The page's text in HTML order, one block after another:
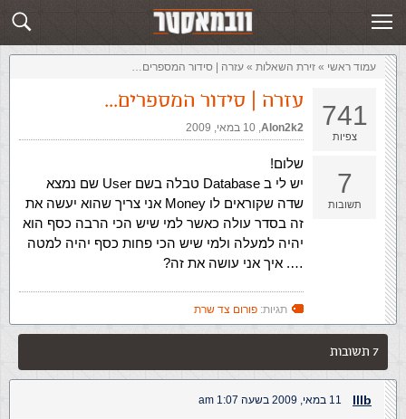
שלח תשובה זירת השאלות
עמוד ראשי » ‏זירת השאלות‏ » עזרה | סידור המספרים…
741
צפיות
7
תשובות
עזרה | סידור המספרים…
Alon2k2
,‏ 10 במאי, 2009
שלום!
יש לי ב Database טבלה בשם User שם נמצא
שדה שקוראים לו Money אני צריך שהוא יעשה את
זה בסדר עולה כאשר למי שיש הכי הרבה כסף הוא
יהיה למעלה ולמי שיש הכי פחות כסף יהיה למטה
…. איך אני עושה את זה?
תגיות: פורום צד שרת
7 תשובות
lllb 11 במאי, 2009 בשעה 1:07 am